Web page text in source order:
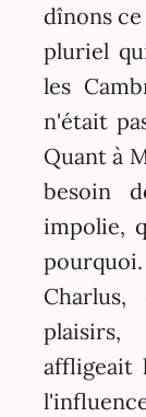
dînons
pluriel
les
n'était
Quant à
besoin
impolie,
affligeait